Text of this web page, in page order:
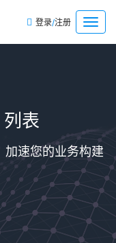
菜
单
登录/注册
表
加速您的业务构建